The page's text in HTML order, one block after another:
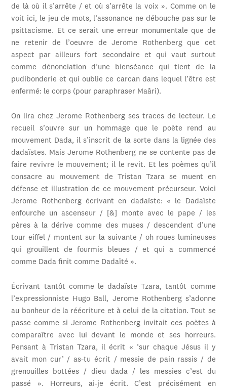
de là où il s’arrête / et où s’arrête la voix ». Comme on le
voit ici, le jeu de mots, l’assonance ne débouche pas sur le
psittacisme. Et ce serait une erreur monumentale que de
ne retenir de l’oeuvre de Jerome Rothenberg que cet
aspect par ailleurs fort secondaire et qui vaut surtout
comme dénonciation d’une bienséance qui tient de la
pudibonderie et qui oublie ce carcan dans lequel l’être est
enfermé: le corps (pour paraphraser Maâri).
On lira chez Jerome Rothenberg ses traces de lecteur. Le
recueil s’ouvre sur un hommage que le poète rend au
mouvement Dada, il s’inscrit de la sorte dans la lignée des
dadaïstes. Mais Jerome Rothenberg ne se contente pas de
faire revivre le mouvement; il le revit. Et les poèmes qu’il
consacre au mouvement de Tristan Tzara se muent en
défense et illustration de ce mouvement précurseur. Voici
Jerome Rothenberg écrivant en dadaïste: « le Dadaïste
enfourche un ascenseur / [&] monte avec le pape / les
pères à la dérive comme des muses / descendent d’une
tour eiffel / montent sur la suivante / oh roues lumineuses
qui grouillent de fourmis bleues / et qui a commencé
comme Dada finit comme Dadaïté ».
Écrivant tantôt comme le dadaïste Tzara, tantôt comme
l’expressionniste Hugo Ball, Jerome Rothenberg s’adonne
au bonheur de la réécriture et à celui de la citation. Tout se
passe comme si Jerome Rothenberg invitait ces poètes à
comparaître avec lui devant le monde et ses horreurs.
Pensant à Tristan Tzara, il écrit « ‘sur chaque Jésus il y
avait mon cur’ / as-tu écrit / messie de pain rassis / de
grenouilles bottées / dieu dada / les messies c’est du
passé ». Horreurs, ai-je écrit. C’est précisément en